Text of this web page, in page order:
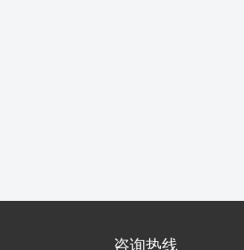
咨询热线